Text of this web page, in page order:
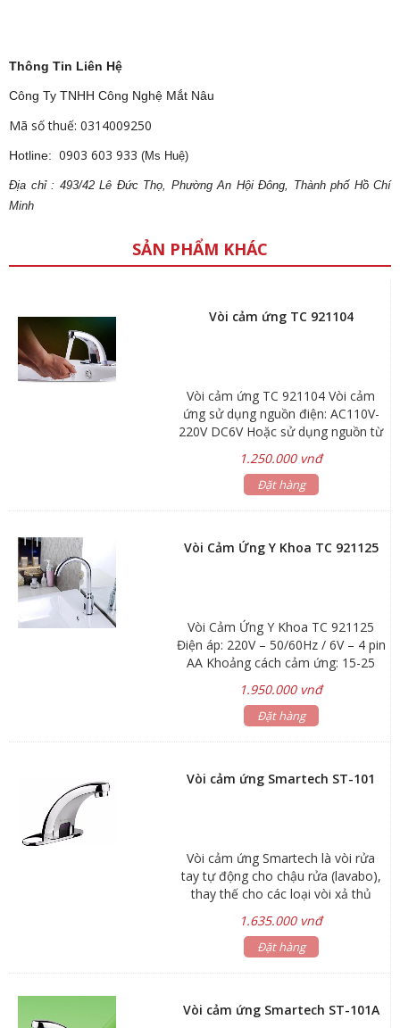
Thông Tin Liên Hệ
Công Ty TNHH Công Nghệ Mắt Nâu
Mã số thuế: 0314009250
Hotline: 0903 603 933 (Ms Huệ)
Địa chỉ : 493/42 Lê Đức Thọ, Phường An Hội Đông, Thành phố Hồ Chí
Minh
SẢN PHẨM KHÁC
Vòi cảm ứng TC 921104
Vòi cảm ứng TC 921104 Vòi cảm
ứng sử dụng nguồn điện: AC110V-
220V DC6V Hoặc sử dụng nguồn từ
30cm Áp lực nước: 0.05~0.6MPa
Chất liệu: Hợp kim Đồng-Crôm
1.250.000 vnđ
Đặt hàng
Vòi Cảm Ứng Y Khoa TC 921125
Vòi Cảm Ứng Y Khoa TC 921125
Điện áp: 220V – 50/60Hz / 6V – 4 pin
AA Khoảng cách cảm ứng: 15-25
cao: 32 cm Chất liệu : đồng mạ
chrome Sử dụng: pin và điện
1.950.000 vnđ
Đặt hàng
Vòi cảm ứng Smartech ST-101
Vòi cảm ứng Smartech là vòi rửa
tay tự động cho chậu rửa (lavabo),
thay thế cho các loại vòi xả thủ
công cộng, nhà ở cao cấp. Sử dụng
vòi cảm ứng không chỉ mang đến
hơn. Sản phẩm Thiết bị vệ sinh
thông minh Smartech đáp ứng đầy
1.635.000 vnđ
Đặt hàng
Vòi cảm ứng Smartech ST-101A